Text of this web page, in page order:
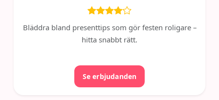
Bläddra bland presenttips som gör festen roligare –
hitta snabbt rätt.
Se erbjudanden